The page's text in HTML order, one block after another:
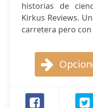
historias de
Kirkus Reviews.
carretera pero